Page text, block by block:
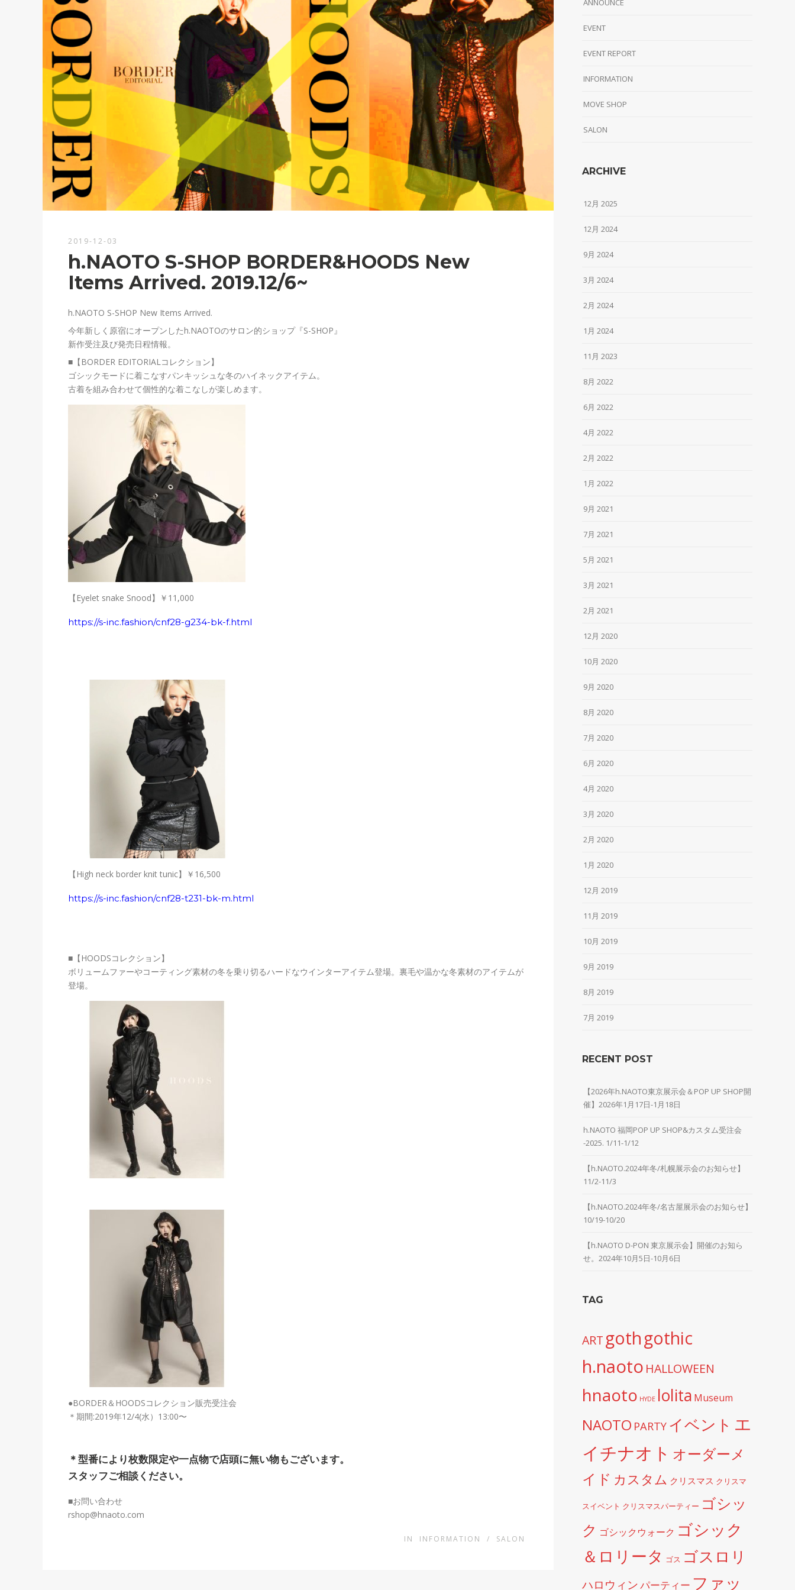
2019-12-03
h.NAOTO S-SHOP BORDER&HOODS New
Items Arrived. 2019.12/6~
h.NAOTO S-SHOP New Items Arrived.
今年新しく原宿にオープンしたh.NAOTOのサロン的ショップ『S-SHOP』
新作受注及び発売日程情報。
■【BORDER EDITORIALコレクション】
ゴシックモードに着こなすパンキッシュな冬のハイネックアイテム。
古着を組み合わせて個性的な着こなしが楽しめます。
【Eyelet snake Snood】 ￥11,000
https://s-inc.fashion/cnf28-g234-bk-f.html
【High neck border knit tunic】 ￥16,500
https://s-inc.fashion/cnf28-t231-bk-m.html
■【HOODSコレクション】
ボリュームファーやコーティング素材の冬を乗り切るハードなウインターアイテム登場。裏毛や温かな冬素材のアイテムが
登場。
●BORDER＆HOODSコレクション販売受注会
＊期間:2019年12/4(水）13:00〜
＊型番により枚数限定や一点物で店頭に無い物もございます。
スタッフご相談ください。
■お問い合わせ
rshop@hnaoto.com
IN INFORMATION / SALON
ANNOUNCE
EVENT
EVENT REPORT
INFORMATION
MOVE SHOP
SALON
ARCHIVE
12月 2025
12月 2024
9月 2024
3月 2024
2月 2024
1月 2024
11月 2023
8月 2022
6月 2022
4月 2022
2月 2022
1月 2022
9月 2021
7月 2021
5月 2021
3月 2021
2月 2021
12月 2020
10月 2020
9月 2020
8月 2020
7月 2020
6月 2020
4月 2020
3月 2020
2月 2020
1月 2020
12月 2019
11月 2019
10月 2019
9月 2019
8月 2019
7月 2019
RECENT POST
【2026年h.NAOTO東京展示会＆POP UP SHOP開
催】2026年1月17日-1月18日
h.NAOTO 福岡POP UP SHOP&カスタム受注会
-2025. 1/11-1/12
【h.NAOTO.2024年冬/札幌展示会のお知らせ】
11/2-11/3
【h.NAOTO.2024年冬/名古屋展示会のお知らせ】
10/19-10/20
【h.NAOTO D-PON 東京展示会】開催のお知ら
せ。2024年10月5日-10月6日
TAG
ART gothgothic
h.naoto HALLOWEEN
hnaoto HYDE lolita Museum
NAOTO PARTY イベント エ
イチナオト オーダーメ
イド カスタム クリスマス クリスマ
スイベント クリスマスパーティー ゴシッ
ク ゴシックウォーク ゴシック
＆ロリータ ゴス ゴスロリ
ハロウィンパーティー ファッ